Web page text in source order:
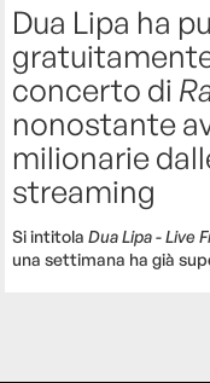
Dua Lipa ha
concerto di
nonostante
milionarie
streaming
Si intitolaDua Lipa - Live
una settimana ha già